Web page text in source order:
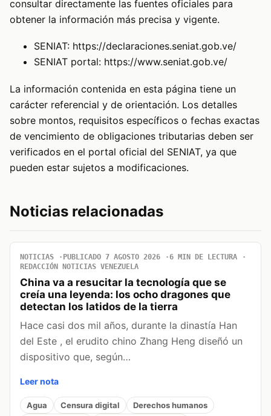
consultar directamente las fuentes oficiales para
obtener la información más precisa y vigente.
SENIAT: https://declaraciones.seniat.gob.ve/
SENIAT portal: https://www.seniat.gob.ve/
La información contenida en esta página tiene un
carácter referencial y de orientación. Los detalles
sobre montos, requisitos específicos o fechas exactas
de vencimiento de obligaciones tributarias deben ser
verificados en el portal oficial del SENIAT, ya que
pueden estar sujetos a modificaciones.
Noticias relacionadas
NOTICIAS PUBLICADO 7 AGOSTO 2026
6 MIN DE LECTURA
REDACCIÓN NOTICIAS VENEZUELA
China va a resucitar la tecnología que se
creía una leyenda: los ocho dragones que
detectan los latidos de la tierra
Hace casi dos mil años, durante la dinastía Han
del Este , el erudito chino Zhang Heng diseñó un
dispositivo que, según…
Leer nota
Agua Censura digital
Derechos humanos